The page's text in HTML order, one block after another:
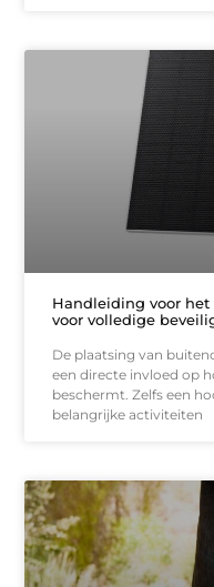
Handleiding voor het
voor volledige
De plaatsing van
een directe invloed op
beschermt. Zelfs een
belangrijke activiteiten